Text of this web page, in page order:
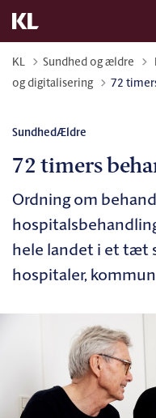
KL Sundhed og ældre
og digitalisering
72
SundhedÆldre
72 timers
Ordning om
hele landet i et tæt
hospitaler,